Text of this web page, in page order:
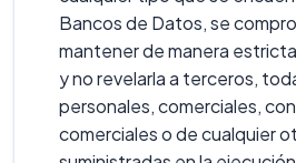
Bancos de Datos, se
mantener de manera
y no revelarla a terceros,
personales, comerciales,
comerciales o de cualquier